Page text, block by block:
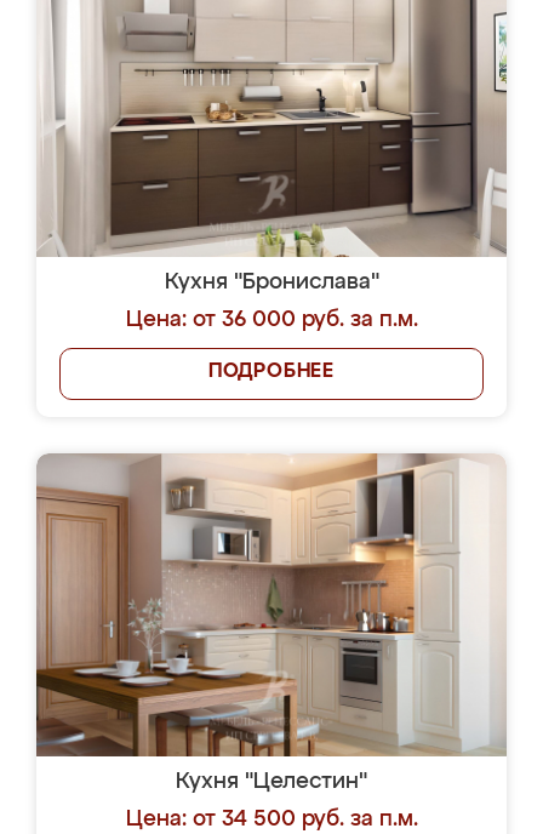
Кухня "Бронислава"
Цена: от 36 000 руб. за п.м.
ПОДРОБНЕЕ
Кухня "Целестин"
Цена: от 34 500 руб. за п.м.